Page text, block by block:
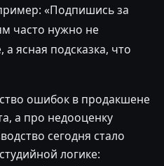
«Подпишись за
часто нужно не
ясная подсказка, что
ошибок в продакшене
а про недооценку
сегодня стало
логике: